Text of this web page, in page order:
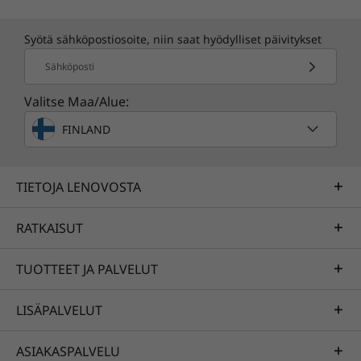
Tekniset tiedot saattavat vaihdella alueittain/malleittain.
henkilökohtaista laitetta, jonka avulla voit
päivittäminen Lenovo Premier Supportiin
Syötä sähköpostiosoite, niin saat hyödylliset päivitykset
Sähköposti
Valitse Maa/Alue:
FINLAND
TIETOJA LENOVOSTA
RATKAISUT
TUOTTEET JA PALVELUT
LISÄPALVELUT
ASIAKASPALVELU